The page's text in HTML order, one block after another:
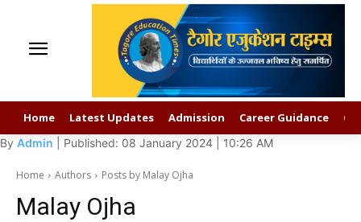
Home Latest Updates Admission Career Guidance GK
By Admin | Published: 08 January 2024 | 10:26 AM
Home Authors Posts by Malay Ojha
Malay Ojha